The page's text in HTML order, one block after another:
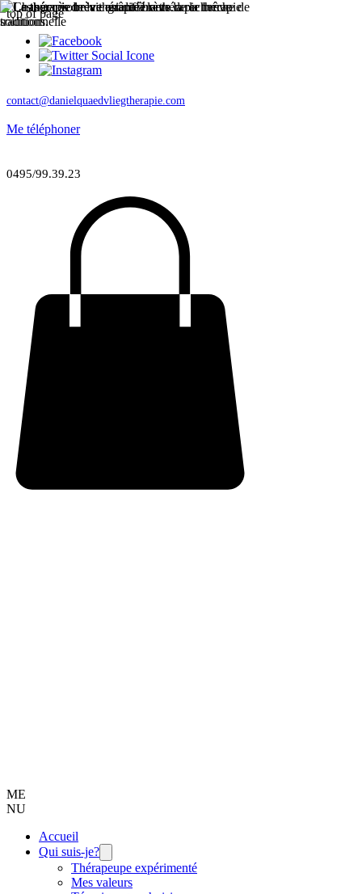
top of page
contact@danielquaedvliegtherapie.com
Me téléphoner
0495/99.39.23
ME
NU
Accueil
Qui suis-je?
Thérapeupe expérimenté
Mes valeurs